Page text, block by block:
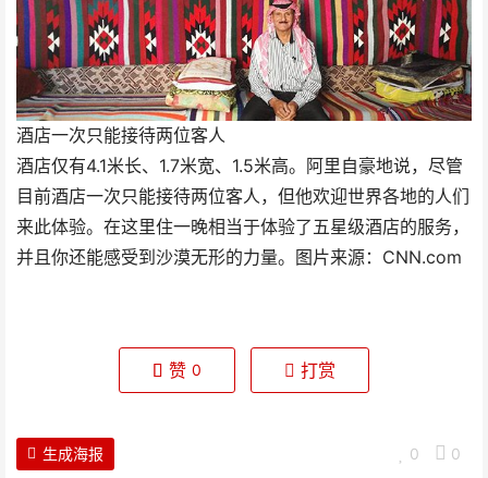
酒店一次只能接待两位客人
酒店仅有4.1米长、1.7米宽、1.5米高。阿里自豪地说，尽管
目前酒店一次只能接待两位客人，但他欢迎世界各地的人们
来此体验。在这里住一晚相当于体验了五星级酒店的服务，
并且你还能感受到沙漠无形的力量。图片来源：CNN.com
赞 0 打赏
0 0
生成海报